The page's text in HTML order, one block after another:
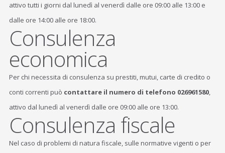
attivo tutti i giorni dal lunedì al venerdì dalle ore 09:00 alle 13:00 e
dalle ore 14:00 alle ore 18:00.
Consulenza
economica
Per chi necessita di consulenza su prestiti, mutui, carte di credito o
conti correnti può contattare il numero di telefono 026961580,
attivo dal lunedì al venerdì dalle ore 09:00 alle ore 13:00.
Consulenza fiscale
Nel caso di problemi di natura fiscale, sulle normative vigenti o per